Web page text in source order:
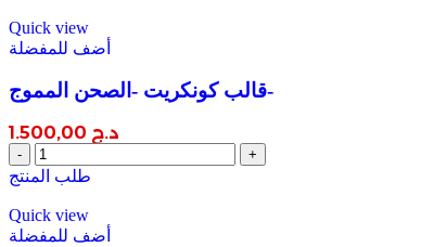
quantity
Quick view
أضف للمفضلة
قالب كونكريت -الصحن المموج-
د.ج
قالب
كونكريت
المموج-
quantity
طلب المنتج
Quick view
أضف للمفضلة